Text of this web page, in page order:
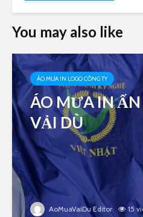
You may also like
ÁO MƯA IN LOGO CÔNG TY
ÁO MƯA IN
VẢI DÙ
AoMuaVaiDu Editor 15